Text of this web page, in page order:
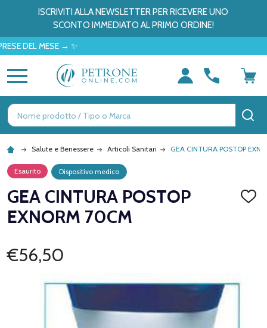
ISCRIVITI ALLA NEWSLETTER PER RICEVERE UNO
SCONTO IMMEDIATO AL PRIMO ORDINE!
MESE → ✨
Ricerca
Salute e Benessere Articoli Sanitari GEA CINTURA POSTOP
Esaurito Dispositivo medico
GEA CINTURA POSTOP
EXNORM 70CM
€56,50